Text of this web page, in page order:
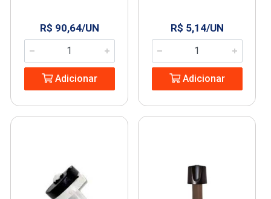
R$ 90,64/UN
Adicionar
R$ 5,14/UN
Adicionar